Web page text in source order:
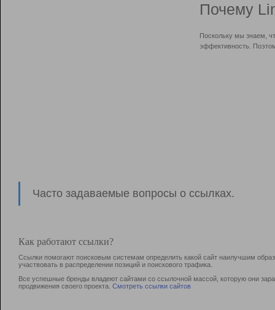
Почему
Поскольку мы знаем,
эффективность.
Часто задаваемые вопросы о ссылках.
Как работают ссылки?
Ссылки помогают поисковым системам определить какой сайт наилучшим
участвовать в раcпределении позиций и поискового трафика.
Все успешные бренды владеют сайтами со ссылочной массой, которую они
продвижения своего проекта. Смотреть ссылки сайтов